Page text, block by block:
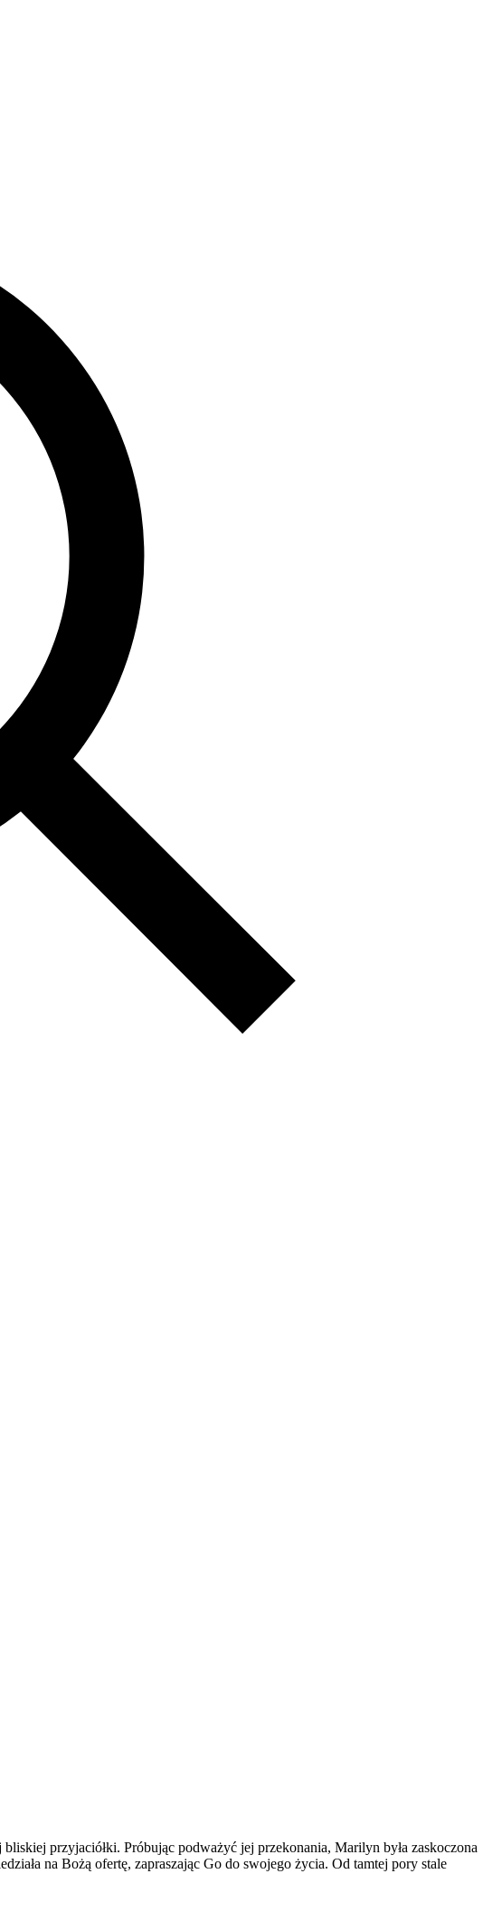
przyjaciółki. Próbując podważyć jej przekonania, Marilyn była zaskoczona
na Bożą ofertę, zapraszając Go do swojego życia. Od tamtej pory stale